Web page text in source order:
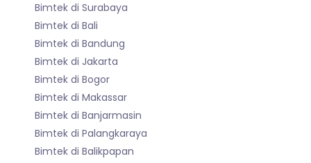
Bimtek di Surabaya
Bimtek di Bali
Bimtek di Bandung
Bimtek di Jakarta
Bimtek di Bogor
Bimtek di Makassar
Bimtek di Banjarmasin
Bimtek di Palangkaraya
Bimtek di Balikpapan